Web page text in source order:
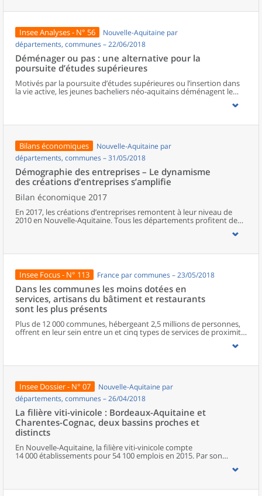
capacité de production. Pour adapter leur offre, les chefs
recruter et de former sans recourir davantage à la sous-traitance
ou à l’emploi intérimaire.
Insee Analyses - N° 56
Nouvelle-Aquitaine par
départements, communes – 22/06/2018
Déménager ou pas : une alternative pour la
poursuite d’études supérieures
Motivés par la poursuite d’études supérieures ou l’insertion dans
la vie active, les jeunes bacheliers néo-aquitains déménagent le
plus souvent à 18 ans. Ils convergent principalement vers les trois
plus grands sites universitaires de la région : Bordeaux, Limoges et
et davantage parmi les plus éloignés des principaux lieux de
de l’environnement familial influe aussi sur les mobilités. Ainsi, les
bacheliers issus de catégories défavorisées au regard de ces
éléments, sont proportionnellement moins nombreux à
déménager, compte tenu des coûts pour se loger, avec le risque
d’assumer des trajets quotidiens plus longs. Ils sont également
conduits à choisir les formations les plus proches du domicile de
leurs parents, souvent des sections de technicien supérieur en
production.
Bilans économiques
Nouvelle-Aquitaine par
départements, communes – 31/05/2018
Démographie des entreprises – Le dynamisme
des créations d’entreprises s’amplifie
Bilan économique 2017
En 2017, les créations d’entreprises remontent à leur niveau de
2010 en Nouvelle-Aquitaine. Tous les départements profitent de
cette embellie. Les entreprises « classiques » bénéficient de cette
progression énergique, mais également les micro-entreprises qui
performances concernent tous les secteurs d’activité. Le nombre
Insee Focus - N° 113
France par communes – 23/05/2018
Dans les communes les moins dotées en
services, artisans du bâtiment et restaurants
sont les plus présents
Plus de 12 000 communes, hébergeant 2,5 millions de personnes,
offrent en leur sein entre un et cinq types de services de proximité.
Dans ces communes, les artisans et les restaurants sont les plus
boulangeries ou les supérettes, n’apparaissent de façon
services de proximité. Quant aux services médicaux, ils sont situés
dans des communes bénéficiant d’un nombre d’équipements
encore plus large. Aux communes qui possèdent au moins un
service de proximité, s’ajoutent 1 888 communes qui n’en
possèdent aucun. Elles abritent 162 000 habitants.
Insee Dossier - N° 07
Nouvelle-Aquitaine par
départements, communes – 26/04/2018
La filière viti-vinicole : Bordeaux-Aquitaine et
Charentes-Cognac, deux bassins proches et
distincts
En Nouvelle-Aquitaine, la filière viti-vinicole compte
14 000 établissements pour 54 100 emplois en 2015. Par son
orientation agricole, elle emploie 10 300 non-salariés, soit
davantage qu’en moyenne dans l’économie régionale. De la culture
transformation du vin, la filière occupe une place essentielle dans